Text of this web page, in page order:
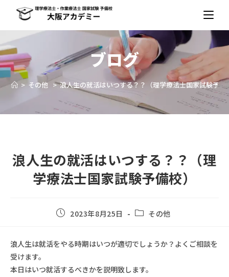
ブログ
> その他 > 浪人生の就活はいつする？？（理学療法士国家試験予備
浪人生の就活はいつする？？（理
学療法士国家試験予備校）
2023年8月25日 その他
浪人生は就活をやる時期はいつが適切でしょうか？よくご相談を
受けます。
本日はいつ就活するべきかを説明致します。